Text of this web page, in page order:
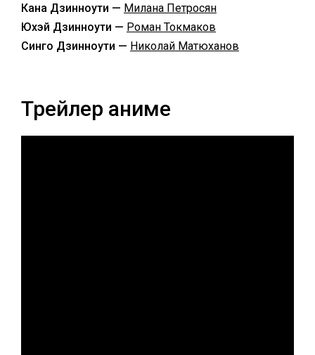
Кана Дзинноути — Милана Петросян
Юхэй Дзинноути — Роман Токмаков
Синго Дзинноути — Николай Матюханов
Трейлер аниме